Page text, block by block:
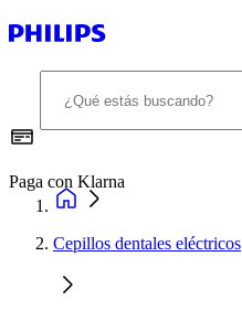
Paga con Klarna
Cepillos dentales eléctricos